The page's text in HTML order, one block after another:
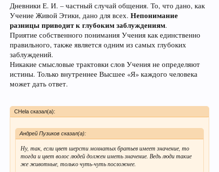
Дневники Е. И. – частный случай общения. То, что дано, как
Учение Живой Этики, дано для всех. Непонимание
разницы приводит к глубоким заблуждениям.
Приятие собственного понимания Учения как единственно
правильного, также является одним из самых глубоких
заблуждений.
Никакие смысловые трактовки слов Учения не определяют
истины. Только внутреннее Высшее «Я» каждого человека
может дать ответ.
CHela сказал(а):
Андрей Пузиков сказал(а):
Ну, так, если цвет шерсти мохнатых братьев имеет значение, то
тогда и цвет волос людей должен иметь значение. Ведь люди такие
же животные, только чуть-чуть посложнее.